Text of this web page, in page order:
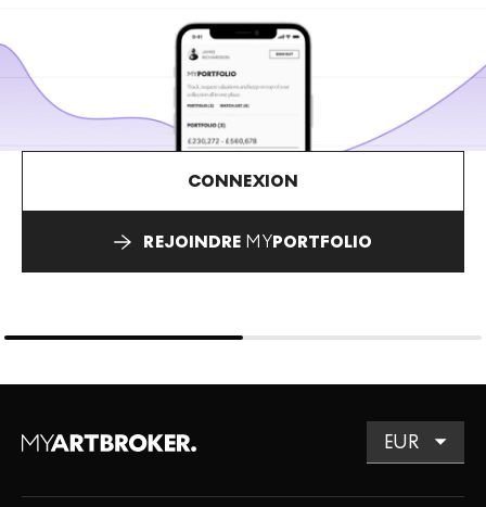
CONNEXION
REJOINDRE MYPORTFOLIO